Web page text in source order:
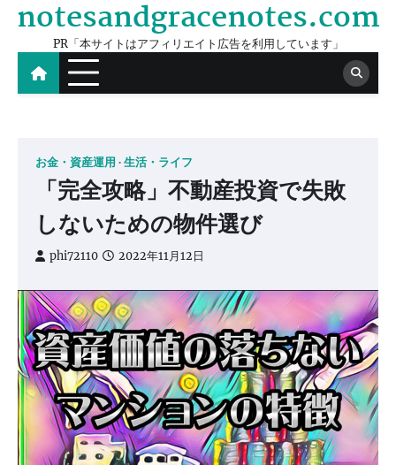
Skip
content
notesandgracenotes.com
PR「本サイトはアフィリエイト広告を利用しています」
お金・資産運用 生活・ライフ
「完全攻略」不動産投資で失敗
しないための物件選び
phi72110 2022年11月12日